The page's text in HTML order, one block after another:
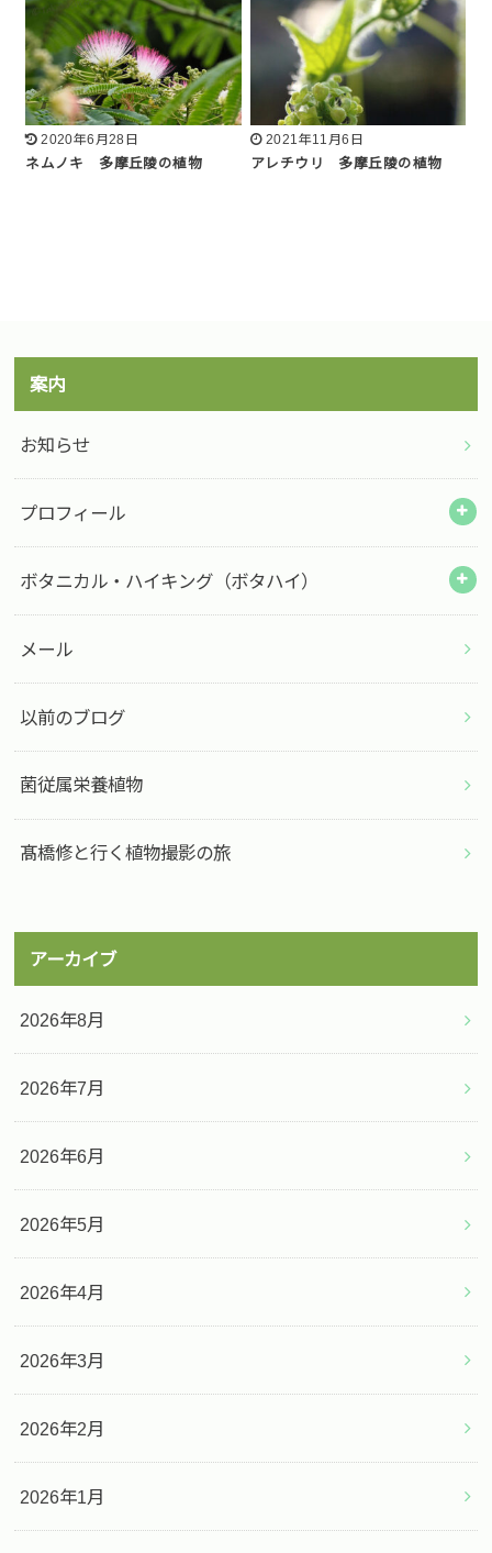
2020年6月28日
ネムノキ 多摩丘陵の植物
2021年11月6日
アレチウリ 多摩丘陵の植物
案内
お知らせ
プロフィール
ボタニカル・ハイキング（ボタハイ）
メール
以前のブログ
菌従属栄養植物
髙橋修と行く植物撮影の旅
アーカイブ
2026年8月
2026年7月
2026年6月
2026年5月
2026年4月
2026年3月
2026年2月
2026年1月